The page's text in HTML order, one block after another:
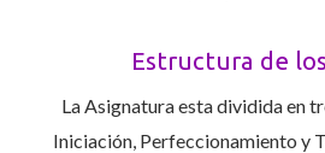
Estructura de
La Asignatura esta dividida en
Iniciación, Perfeccionamiento y